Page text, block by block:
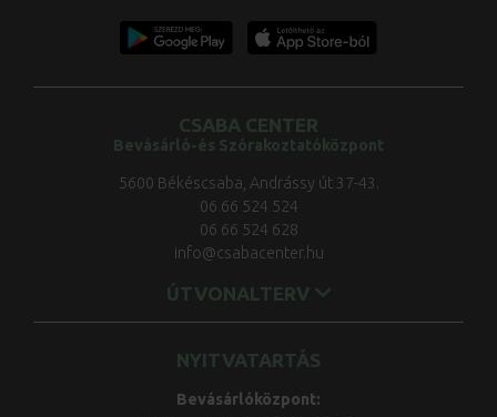
CSABA CENTER
Bevásárló-és Szórakoztatóközpont
5600 Békéscsaba, Andrássy út 37-43.
06 66 524 524
06 66 524 628
info@csabacenter.hu
ÚTVONALTERV
NYITVATARTÁS
Bevásárlóközpont: